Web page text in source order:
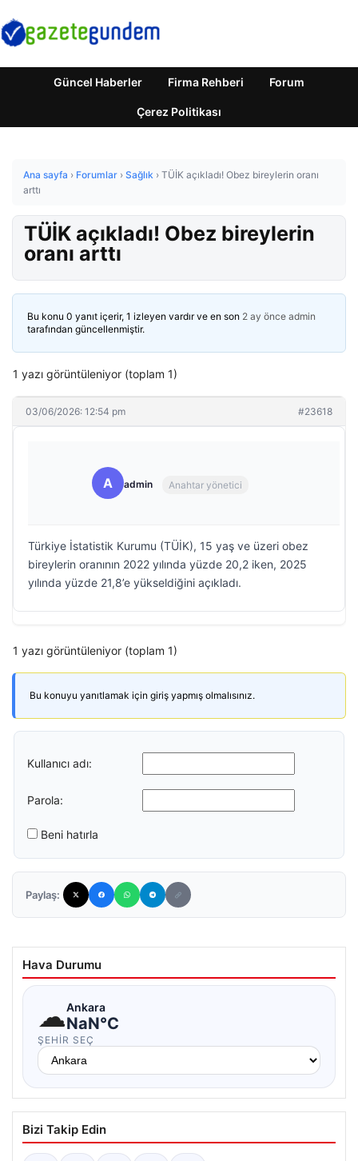
Güncel Haberler Firma Rehberi Forum
Çerez Politikası
Ana sayfa › Forumlar › Sağlık › TÜİK açıkladı! Obez bireylerin oranı
arttı
TÜİK açıkladı! Obez bireylerin
oranı arttı
Bu konu 0 yanıt içerir, 1 izleyen vardır ve en son 2 ay önce admin
tarafından güncellenmiştir.
1 yazı görüntüleniyor (toplam 1)
03/06/2026: 12:54 pm #23618
A admin Anahtar yönetici
Türkiye İstatistik Kurumu (TÜİK), 15 yaş ve üzeri obez
bireylerin oranının 2022 yılında yüzde 20,2 iken, 2025
yılında yüzde 21,8’e yükseldiğini açıkladı.
1 yazı görüntüleniyor (toplam 1)
Bu konuyu yanıtlamak için giriş yapmış olmalısınız.
Kullanıcı adı:
Parola:
Beni hatırla
Paylaş:
Hava Durumu
☁Ankara
NaN°C
ŞEHIR SEÇ
Bizi Takip Edin